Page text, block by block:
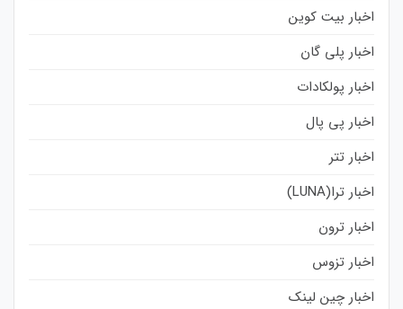
اخبار بیت کوین
اخبار پلی گان
اخبار پولکادات
اخبار پی پال
اخبار تتر
اخبار ترا(LUNA)
اخبار ترون
اخبار تزوس
اخبار چین لینک